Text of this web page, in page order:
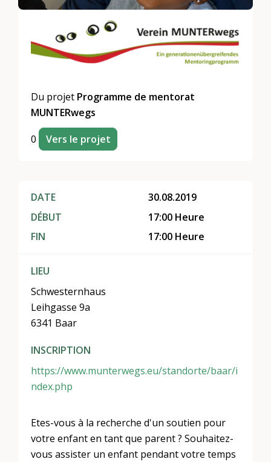
Du projet Programme de mentorat
MUNTERwegs
0 Vers le projet
DATE
DÉBUT
FIN
30.08.2019
17:00 Heure
17:00 Heure
LIEU
Schwesternhaus
Leihgasse 9a
6341 Baar
INSCRIPTION
https://www.munterwegs.eu/standorte/baar/i
ndex.php
Etes-vous à la recherche d'un soutien pour
votre enfant en tant que parent ? Souhaitez-
vous assister un enfant pendant votre temps